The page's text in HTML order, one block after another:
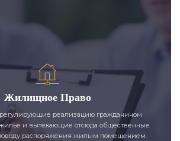
Жилищное Право
реализацию гражданином
жилье и вытекающие отсюда общественные
распоряжения жилым помещением.